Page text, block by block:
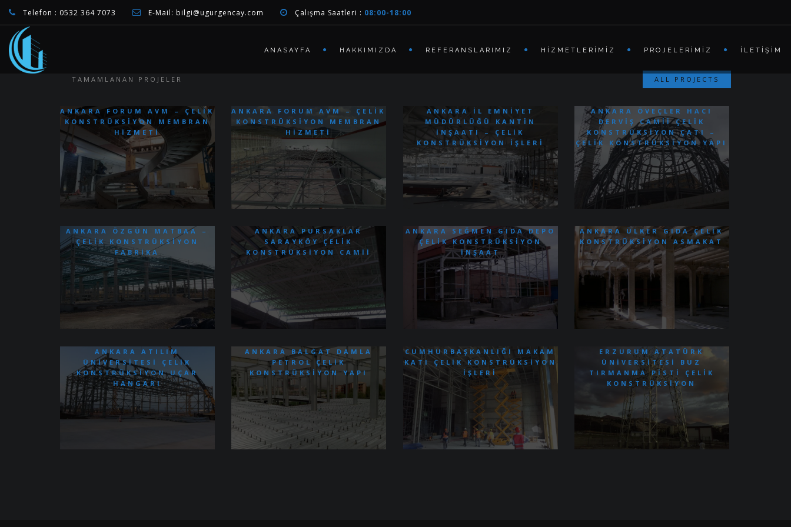
Telefon : 0532 364 7073 E-Mail: bilgi@ugurgencay.com Çalışma Saatleri : 08:00-18:00
ANASAYFA HAKKIMIZDA REFERANSLARIMIZ HIZMETLERIMIZ PROJELERIMIZ İLETIŞIM
ALL PROJECTS
TAMAMLANAN PROJELER
ANKARA FORUM AVM – ÇELIK
KONSTRÜKSIYON MEMBRAN
HIZMETI
ANKARA FORUM AVM – ÇELIK
KONSTRÜKSIYON MEMBRAN
HIZMETI
ANKARA İL EMNIYET
MÜDÜRLÜĞÜ KANTIN
İNŞAATI – ÇELIK
KONSTRÜKSIYON İŞLERI
ANKARA ÖVEÇLER HACI
DERVIŞ CAMII ÇELIK
KONSTRÜKSIYON ÇATI –
ÇELIK KONSTRÜKSIYON YAPI
ANKARA ÖZGÜN MATBAA –
ÇELIK KONSTRÜKSIYON
FABRIKA
ANKARA PURSAKLAR
SARAYKÖY ÇELIK
KONSTRÜKSIYON CAMII
ANKARA SEĞMEN GIDA DEPO
ÇELIK KONSTRÜKSIYON
İNŞAAT
ANKARA ÜLKER GIDA ÇELIK
KONSTRÜKSIYON ASMAKAT
ANKARA ATILIM
ÜNIVERSITESI ÇELIK
KONSTRÜKSIYON UÇAR
HANGARI
ANKARA BALGAT DAMLA
PETROL ÇELIK
KONSTRÜKSIYON YAPI
CUMHURBAŞKANLIĞI MAKAM
KATI ÇELIK KONSTRÜKSIYON
İŞLERI
ERZURUM ATATÜRK
ÜNIVERSITESI BUZ
TIRMANMA PISTI ÇELIK
KONSTRÜKSIYON